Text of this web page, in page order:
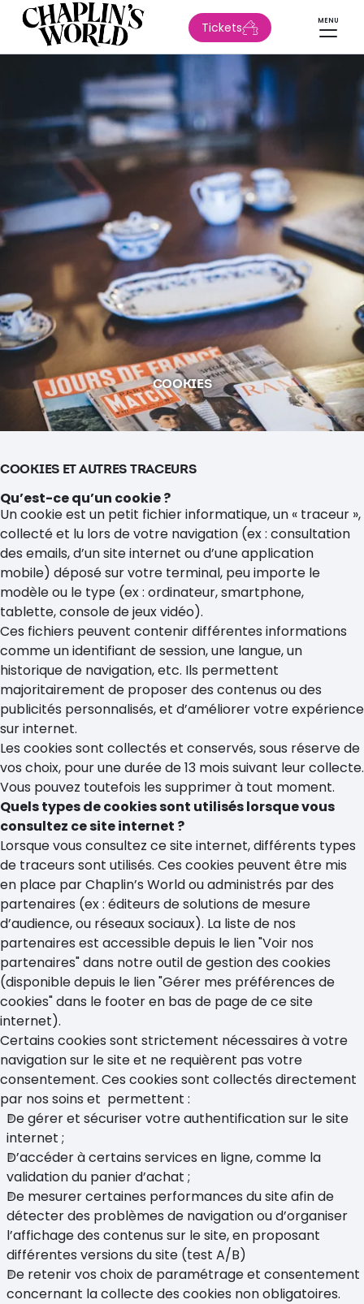
Tickets MENU
COOKIES
COOKIES ET AUTRES TRACEURS
Qu’est-ce qu’un cookie ?
Un cookie est un petit fichier informatique, un « traceur »,
collecté et lu lors de votre navigation (ex : consultation
des emails, d’un site internet ou d’une application
mobile) déposé sur votre terminal, peu importe le
modèle ou le type (ex : ordinateur, smartphone,
tablette, console de jeux vidéo).
Ces fichiers peuvent contenir différentes informations
comme un identifiant de session, une langue, un
historique de navigation, etc. Ils permettent
majoritairement de proposer des contenus ou des
publicités personnalisés, et d’améliorer votre expérience
sur internet.
Les cookies sont collectés et conservés, sous réserve de
vos choix, pour une durée de 13 mois suivant leur collecte.
Vous pouvez toutefois les supprimer à tout moment.
Quels types de cookies sont utilisés lorsque vous
consultez ce site internet ?
Lorsque vous consultez ce site internet, différents types
de traceurs sont utilisés. Ces cookies peuvent être mis
en place par Chaplin’s World ou administrés par des
partenaires (ex : éditeurs de solutions de mesure
d’audience, ou réseaux sociaux). La liste de nos
partenaires est accessible depuis le lien "Voir nos
partenaires" dans notre outil de gestion des cookies
(disponible depuis le lien "Gérer mes préférences de
cookies" dans le footer en bas de page de ce site
internet).
Certains cookies sont strictement nécessaires à votre
navigation sur le site et ne requièrent pas votre
consentement. Ces cookies sont collectés directement
par nos soins et permettent :
De gérer et sécuriser votre authentification sur le site
internet ;
D’accéder à certains services en ligne, comme la
validation du panier d’achat ;
De mesurer certaines performances du site afin de
détecter des problèmes de navigation ou d’organiser
l’affichage des contenus sur le site, en proposant
différentes versions du site (test A/B)
De retenir vos choix de paramétrage et consentement
concernant la collecte des cookies non obligatoires.